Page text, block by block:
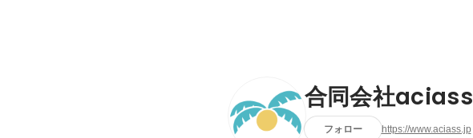
合同会社aciass
フォロー https://www.aciass.jp